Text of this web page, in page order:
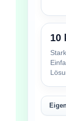
10